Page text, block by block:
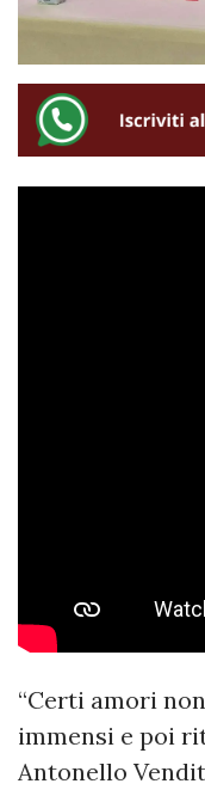
“Certi amori
immensi e poi
Antonello